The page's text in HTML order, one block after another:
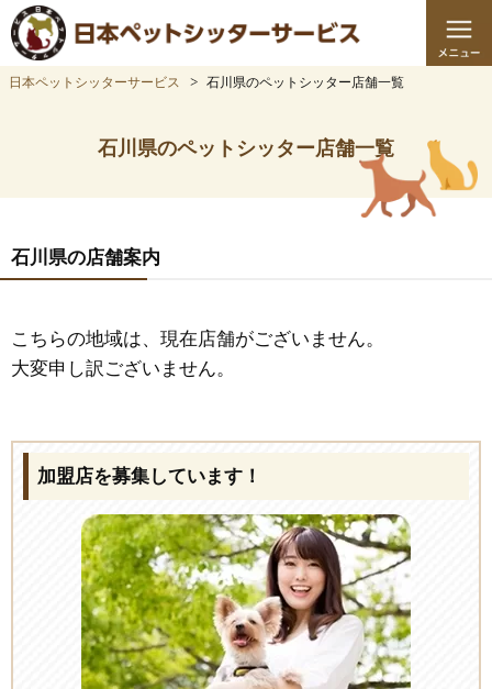
日本ペットシッターサービス 石川県のペットシッター店舗一覧
石川県のペットシッター店舗一覧
石川県の店舗案内
こちらの地域は、現在店舗がございません。
大変申し訳ございません。
加盟店を募集しています！